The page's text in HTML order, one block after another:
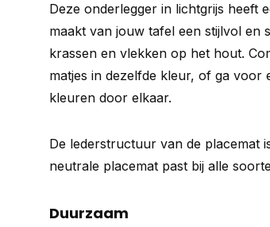
Deze onderlegger in lichtgrijs heeft
maakt van jouw tafel een stijlvol en
krassen en vlekken op het hout.
matjes in dezelfde kleur, of ga voor
kleuren door elkaar.
De lederstructuur van de placemat
neutrale placemat past bij alle
Duurzaam